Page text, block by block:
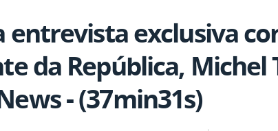
entrevista exclusiva
da República, Michel
- (37min31s)